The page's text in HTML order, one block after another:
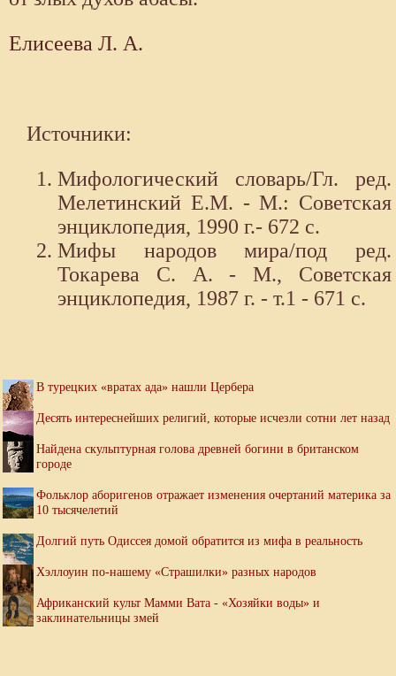
Елисеева Л. А.
Источники:
Мифологический словарь/Гл. ред.
Мелетинский Е.М. - М.: Советская
энциклопедия, 1990 г.- 672 с.
Мифы народов мира/под ред.
Токарева С. А. - М., Советская
энциклопедия, 1987 г. - т.1 - 671 с.
В турецких «вратах ада» нашли Цербера
Десять интереснейших религий, которые исчезли сотни лет назад
Найдена скульптурная голова древней богини в британском
городе
Фольклор аборигенов отражает изменения очертаний материка за
10 тысячелетий
Долгий путь Одиссея домой обратится из мифа в реальность
Хэллоуин по-нашему «Страшилки» разных народов
Африканский культ Мамми Вата - «Хозяйки воды» и
заклинательницы змей